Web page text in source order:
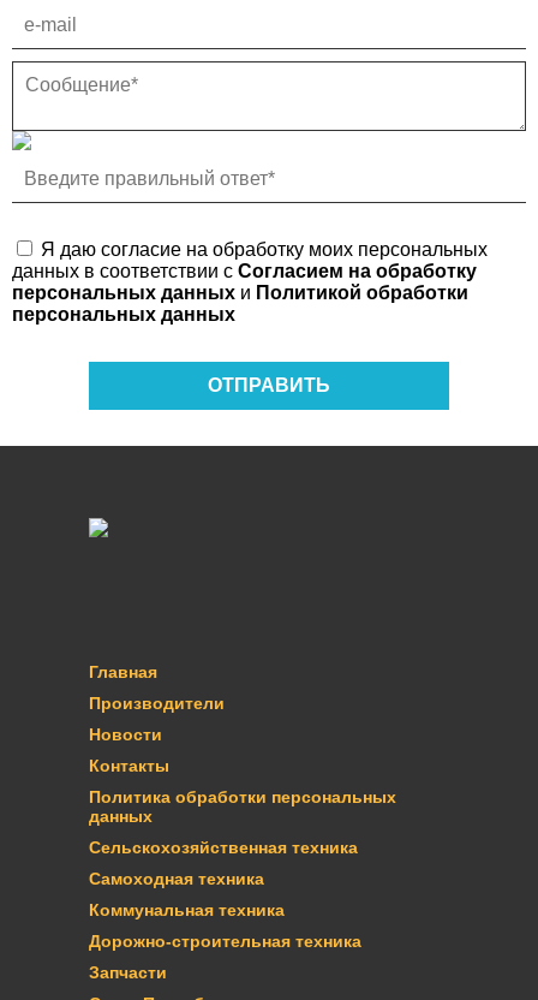
Я даю согласие на обработку моих персональных
данных в соответствии с Согласием на обработку
персональных данных и Политикой обработки
персональных данных
ОТПРАВИТЬ
Главная
Производители
Новости
Контакты
Политика обработки персональных
данных
Сельскохозяйственная техника
Самоходная техника
Коммунальная техника
Дорожно-строительная техника
Запчасти